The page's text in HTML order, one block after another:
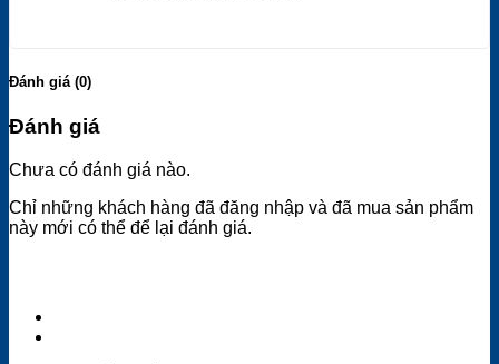
Đánh giá (0)
Đánh giá
Chưa có đánh giá nào.
Chỉ những khách hàng đã đăng nhập và đã mua sản phẩm
này mới có thể để lại đánh giá.